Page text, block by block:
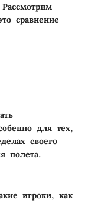
сравнение
для тех,
своего
полета.
игроки, как